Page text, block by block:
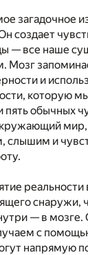
загадочное
создает
— все наше
Мозг
и
которую
пять обычных
слышим и
снаружи,
— в мозге.
с
напрямую